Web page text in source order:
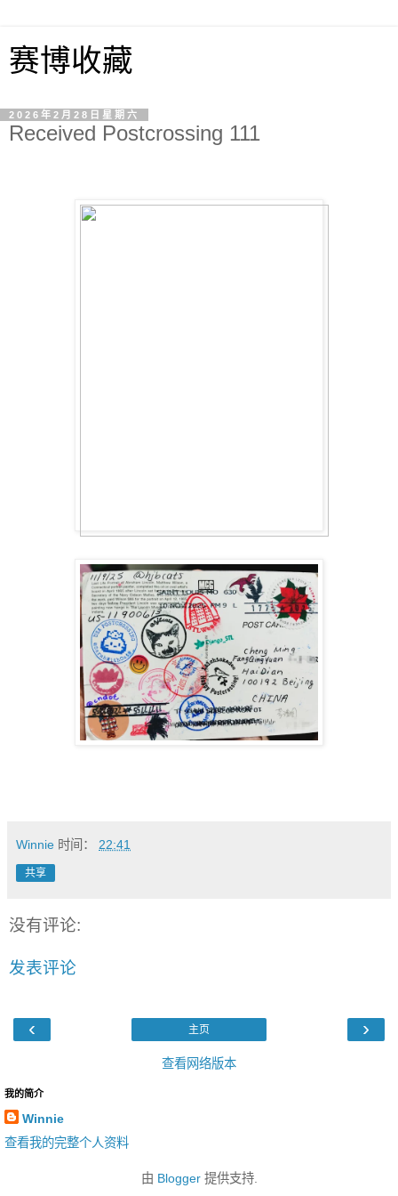
赛博收藏
2026年2月28日星期六
Received Postcrossing 111
Winnie 时间： 22:41
共享
没有评论:
发表评论
‹ ›
主页
查看网络版本
我的简介
Winnie
查看我的完整个人资料
由 Blogger提供支持.